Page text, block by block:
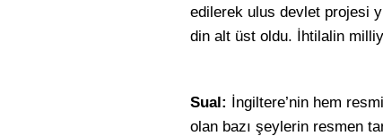
edilerek ulus devlet projesi
din alt üst oldu. İhtilalin
Sual: İngiltere’nin hem
olan bazı şeylerin resmen